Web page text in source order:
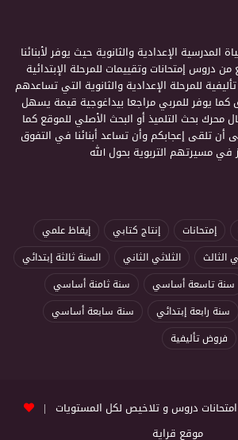
المدرسية الإعدادية والثانوية حيث يوفر لأبنائنا
من دروس إمتحانات وتقييمات للمرحلة الإبتدائية
للمرحلة الإعدادية والثانوية التي تساعدهم
كما يوفر للمربي مراجعا بيداغوجية قيمة يسهل
محرك بحث التلميذ أو البحث الأصلي للموقع كما
أن تلقى إعجابكم وأن تساعد أبنائنا في التفوق
في مسيرتهم التربوية بحول الله
إمتحانات إنتاج كتابي
إيقاظ علمي
الثالث الثلاثي الثاني
السنة ثالثة إبتدائي
سنة تاسعة أساسي
سنة ثامنة أساسي
سنة رابعة إبتدائي
سنة سابعة أساسي
فروض تأليفية
موقع قراية